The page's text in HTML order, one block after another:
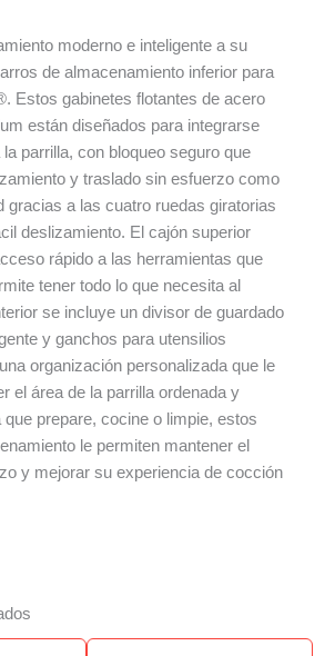
moderno e inteligente a su
de almacenamiento inferior para
Estos gabinetes flotantes de acero
están diseñados para integrarse
parrilla, con bloqueo seguro que
y traslado sin esfuerzo como
gracias a las cuatro ruedas giratorias
deslizamiento. El cajón superior
rápido a las herramientas que
tener todo lo que necesita al
se incluye un divisor de guardado
y ganchos para utensilios
organización personalizada que le
el área de la parrilla ordenada y
que prepare, cocine o limpie, estos
le permiten mantener el
y mejorar su experiencia de cocción